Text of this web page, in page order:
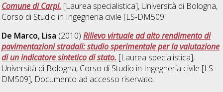
Comune di Carpi. [Laurea specialistica], Università di Bologna,
Corso di Studio in Ingegneria civile [LS-DM509]
De Marco, Lisa (2010)Rilievo virtuale ad alto rendimento di
pavimentazioni stradali: studio sperimentale per la valutazione
di un indicatore sintetico di stato. [Laurea specialistica],
Università di Bologna, Corso di Studio in Ingegneria civile [LS-
DM509], Documento ad accesso riservato.